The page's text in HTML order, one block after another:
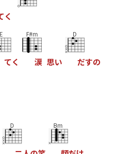
く
E
てく
F#m
涙 思い
D
だすの
D Bm